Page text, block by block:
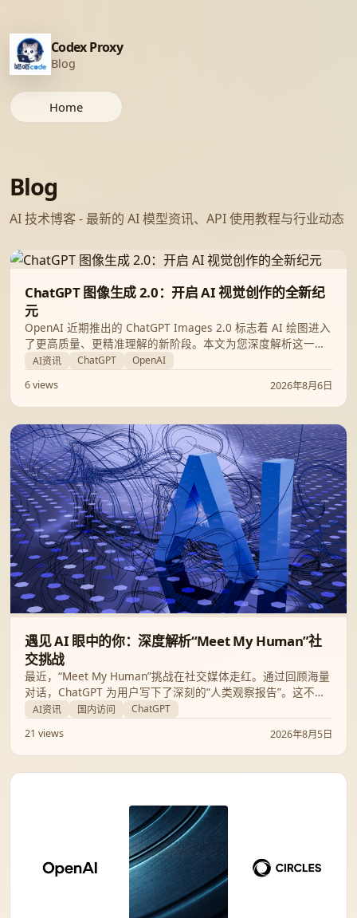
Codex Proxy
Blog
Home
Blog
AI 技术博客 - 最新的 AI 模型资讯、API 使用教程与行业动态
ChatGPT 图像生成 2.0：开启 AI 视觉创作的全新纪
元
OpenAI 近期推出的 ChatGPT Images 2.0 标志着 AI 绘图进入
了更高质量、更精准理解的新阶段。本文为您深度解析这一升
级带来的核心突破及其实际应用场景。
AI资讯 ChatGPT
OpenAI
6 views
2026年8月6日
遇见 AI 眼中的你：深度解析“Meet My Human”社
交挑战
最近，“Meet My Human”挑战在社交媒体走红。通过回顾海量
对话，ChatGPT 为用户写下了深刻的“人类观察报告”。这不仅
是一次有趣的技术互动，更是一面折射自我灵魂的数字镜像。
AI资讯 国内访问
ChatGPT
21 views
2026年8月5日